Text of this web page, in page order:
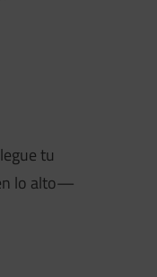
tu
lo alto—